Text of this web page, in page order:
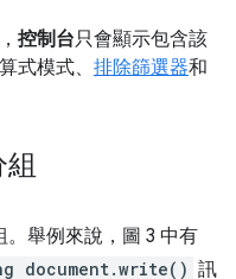
控制台只會顯示包含該
式模式、 排除篩選器和
舉例來說，圖 3 中有
document.write() 訊